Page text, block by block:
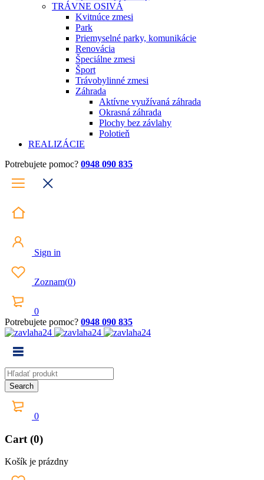
TRÁVNE OSIVÁ
Kvitnúce zmesi
Park
Priemyselné parky, komunikácie
Renovácia
Špeciálne zmesi
Šport
Trávobylinné zmesi
Záhrada
Aktívne využívaná záhrada
Okrasná záhrada
Plochy bez závlahy
Polotieň
REALIZÁCIE
Potrebujete pomoc? 0948 090 835
Sign in
Zoznam(0)
0
Potrebujete pomoc? 0948 090 835
0
Cart (0)
Košík je prázdny